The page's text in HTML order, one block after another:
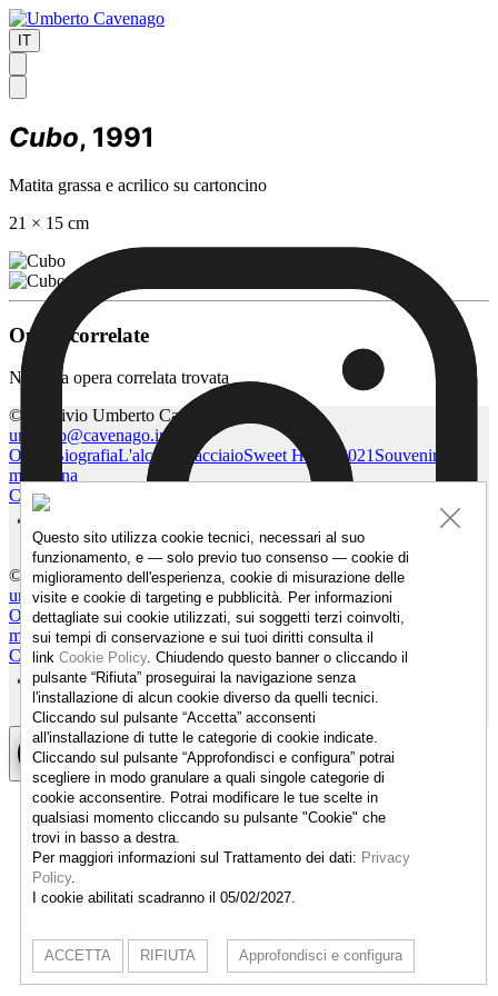
IT
Cubo, 1991
Matita grassa e acrilico su cartoncino
21 × 15 cm
Opere correlate
Nessuna opera correlata trovata
© Archivio Umberto Cavenago
umberto@cavenago.info
Opere
BiografiaL'alcova d'acciaioSweet Home 2021 Souvenir di
montagna
Cookie Configurator
© Archivio Umberto Cavenago
umberto@cavenago.info
OpereBiografiaL'alcova d'acciaioSweet Home 2021Souvenir di
montagna
Cookie Configurator Cookie PolicyPrivacy Policy
Questo sito utilizza cookie tecnici, necessari al suo
funzionamento, e — solo previo tuo consenso — cookie di
miglioramento dell'esperienza, cookie di misurazione delle
visite e cookie di targeting e pubblicità. Per informazioni
dettagliate sui cookie utilizzati, sui soggetti terzi coinvolti,
sui tempi di conservazione e sui tuoi diritti consulta il
link Cookie Policy. Chiudendo questo banner o cliccando il
pulsante “Rifiuta” proseguirai la navigazione senza
l'installazione di alcun cookie diverso da quelli tecnici.
Cliccando sul pulsante “Accetta” acconsenti
all'installazione di tutte le categorie di cookie indicate.
Cliccando sul pulsante “Approfondisci e configura” potrai
scegliere in modo granulare a quali singole categorie di
cookie acconsentire. Potrai modificare le tue scelte in
qualsiasi momento cliccando su pulsante "Cookie" che
trovi in basso a destra.
Per maggiori informazioni sul Trattamento dei dati: Privacy
Policy.
I cookie abilitati scadranno il 05/02/2027.
ACCETTA RIFIUTA Approfondisci e configura